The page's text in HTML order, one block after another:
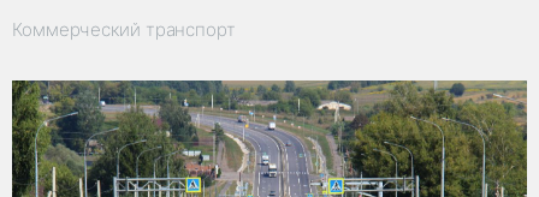
Коммерческий транспорт